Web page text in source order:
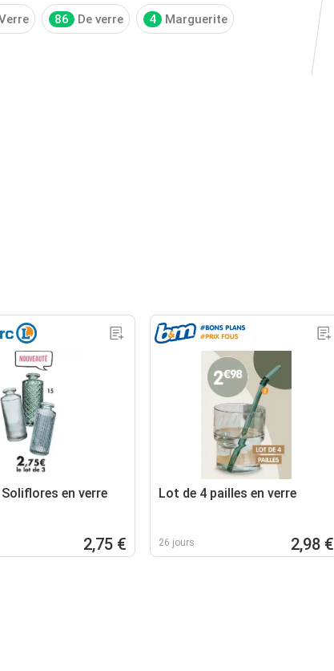
86 De verre 4 Marguerite
en verre
2,75 €
Lot de 4 pailles en verre
26 jours 2,98 €